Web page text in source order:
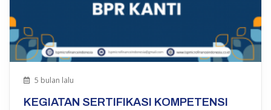
5 bulan lalu
KEGIATAN SERTIFIKASI KOMPETENSI